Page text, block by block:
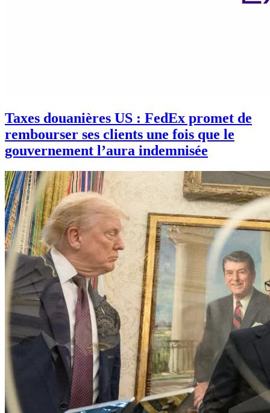
Taxes douanières US : FedEx promet de
rembourser ses clients une fois que le
gouvernement l’aura indemnisée